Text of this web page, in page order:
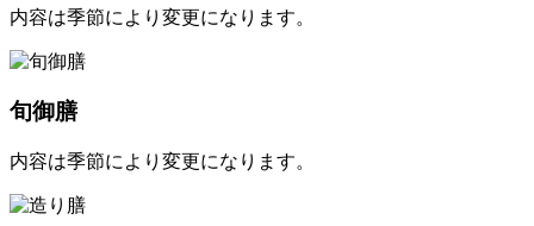
内容は季節により変更になります。
旬御膳
内容は季節により変更になります。